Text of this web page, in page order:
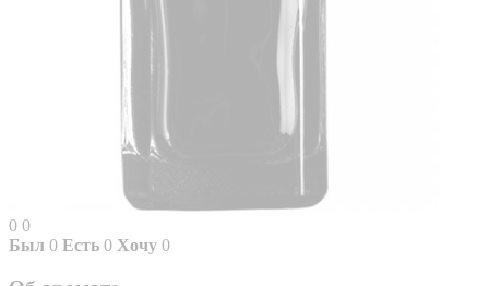
0 0
Был 0 Есть 0 Хочу 0